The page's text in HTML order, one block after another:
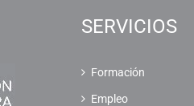
SERVICIOS
Formación
Empleo